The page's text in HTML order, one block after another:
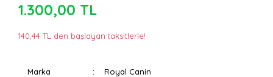
1.300,00 TL
140,44 TL den başlayan taksitlerle!
Marka Royal Canin